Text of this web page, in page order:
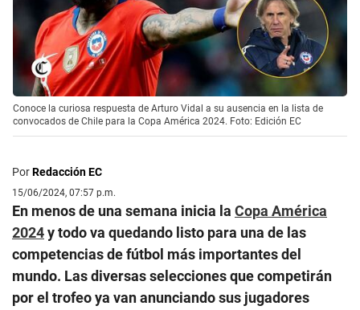
Conoce la curiosa respuesta de Arturo Vidal a su ausencia en la lista de
convocados de Chile para la Copa América 2024. Foto: Edición EC
PorRedacción EC
15/06/2024, 07:57 p.m.
En menos de una semana inicia la Copa América
2024y todo va quedando listo para una de las
competencias de fútbol más importantes del
mundo. Las diversas selecciones que competirán
por el trofeo ya van anunciando sus jugadores